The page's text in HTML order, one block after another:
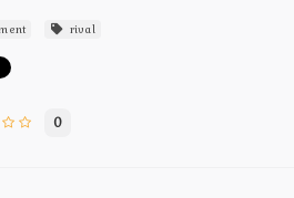
rival
0